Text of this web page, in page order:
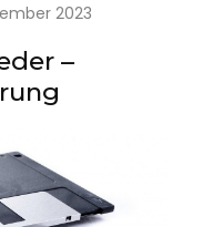
2023
–